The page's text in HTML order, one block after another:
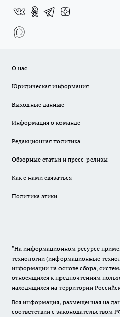
О нас
Юридическая информация
Выходные данные
Информация о команде
Редакционная политика
Обзорные статьи и пресс-релизы
Как с нами связаться
Политика этики
"На информационном ресурсе
технологии (информационные
информации на основе сбора,
относящихся к предпочтениям
находящихся на территории
Вся информация, размещенная на
соответствии с законодательством